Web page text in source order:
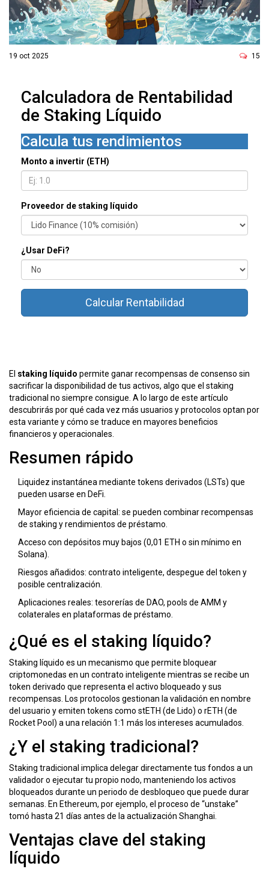
ó
19 oct 2025 15
Calculadora de Rentabilidad
de Staking Líquido
Calcula tus rendimientos
Monto a invertir (ETH)
Proveedor de staking líquido
¿Usar DeFi?
Calcular Rentabilidad
El staking líquido permite ganar recompensas de consenso sin
sacrificar la disponibilidad de tus activos, algo que el staking
tradicional no siempre consigue. A lo largo de este artículo
descubrirás por qué cada vez más usuarios y protocolos optan por
esta variante y cómo se traduce en mayores beneficios
financieros y operacionales.
Resumen rápido
Liquidez instantánea mediante tokens derivados (LSTs) que
pueden usarse en DeFi.
Mayor eficiencia de capital: se pueden combinar recompensas
de staking y rendimientos de préstamo.
Acceso con depósitos muy bajos (0,01 ETH o sin mínimo en
Solana).
Riesgos añadidos: contrato inteligente, despegue del token y
posible centralización.
Aplicaciones reales: tesorerías de DAO, pools de AMM y
colaterales en plataformas de préstamo.
¿Qué es el staking líquido?
Staking líquido es un mecanismo que permite bloquear
criptomonedas en un contrato inteligente mientras se recibe un
token derivado que representa el activo bloqueado y sus
recompensas. Los protocolos gestionan la validación en nombre
del usuario y emiten tokens como stETH (de Lido) o rETH (de
Rocket Pool) a una relación 1:1 más los intereses acumulados.
¿Y el staking tradicional?
Staking tradicional implica delegar directamente tus fondos a un
validador o ejecutar tu propio nodo, manteniendo los activos
bloqueados durante un periodo de desbloqueo que puede durar
semanas. En Ethereum, por ejemplo, el proceso de “unstake”
tomó hasta 21 días antes de la actualización Shanghai.
Ventajas clave del staking
líquido